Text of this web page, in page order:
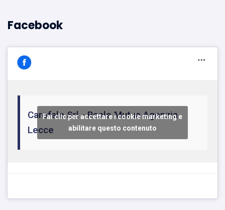
Facebook
Carofalo Srl - Reale Mutua Agenzia
Lecce
Fai clic per accettare i cookie marketing e
abilitare questo contenuto